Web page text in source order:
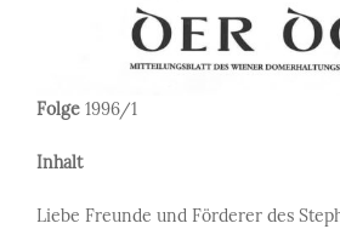
Folge 1996/1
Inhalt
Liebe Freunde und Förderer des